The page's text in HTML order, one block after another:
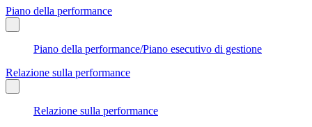
Piano della performance
Piano della performance/Piano esecutivo di gestione
Relazione sulla performance
Relazione sulla performance